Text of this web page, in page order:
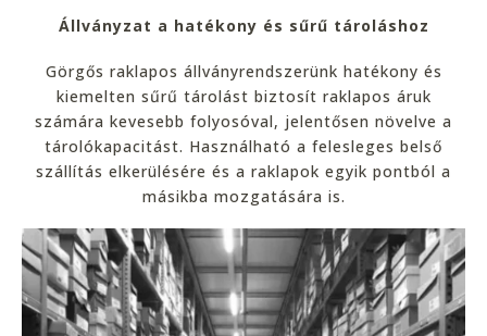
Állványzat a hatékony és sűrű tároláshoz
Görgős raklapos állványrendszerünk hatékony és
kiemelten sűrű tárolást biztosít raklapos áruk
számára kevesebb folyosóval, jelentősen növelve a
tárolókapacitást. Használható a felesleges belső
szállítás elkerülésére és a raklapok egyik pontból a
másikba mozgatására is.